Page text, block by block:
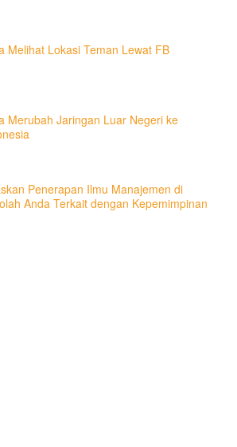
Melihat Lokasi Teman Lewat FB
Merubah Jaringan Luar Negeri ke
Penerapan Ilmu Manajemen di
Anda Terkait dengan Kepemimpinan